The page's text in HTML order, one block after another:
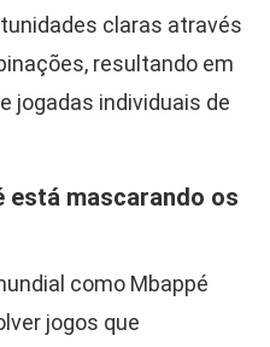
claras através
resultando em
jogadas individuais de
está mascarando os
como Mbappé
jogos que